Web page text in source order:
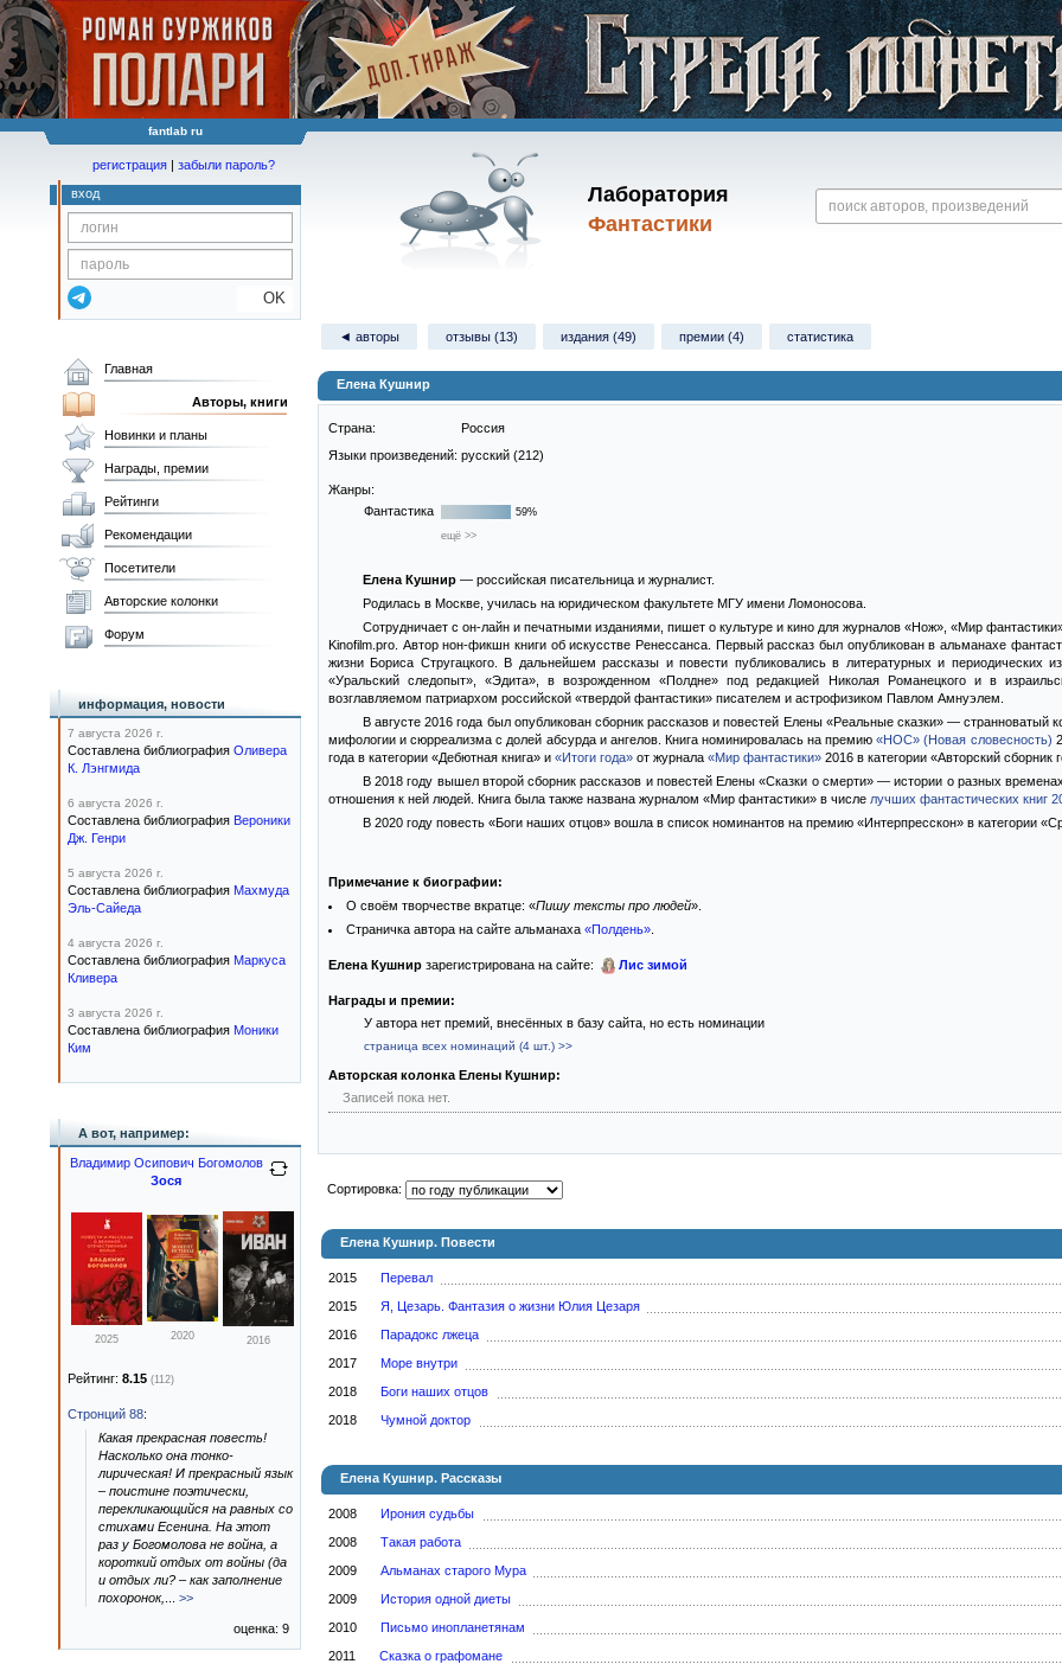
fantlab ru
Лаборатория
Фантастики
регистрация | забыли пароль?
вход
OK
◄ авторы отзывы (13) издания (49) премии (4) статистика
Елена Кушнир
Страна:
Россия
Языки произведений: русский (212)
Жанры:
Фантастика
59%
ещё >>
Елена Кушнир— российская писательница и журналист.
Родилась в Москве, училась на юридическом факультете МГУ имени Ломоносова.
Сотрудничает с он-лайн и печатными изданиями, пишет о культуре и кино для журналов «Нож», «Мир
Kinofilm.pro. Автор нон-фикшн книги об искусстве Ренессанса. Первый рассказ был опубликован в альманахе
жизни Бориса Стругацкого. В дальнейшем рассказы и повести публиковались в литературных и периодических
«Уральский следопыт», «Эдита», в возрожденном «Полдне» под редакцией Николая Романецкого и в
возглавляемом патриархом российской «твердой фантастики» писателем и астрофизиком Павлом Амнуэлем.
В августе 2016 года был опубликован сборник рассказов и повестей Елены «Реальные сказки» — странноватый
мифологии и сюрреализма с долей абсурда и ангелов. Книга номинировалась на премию«НОС» (Новая словесность)
года в категории «Дебютная книга» и «Итоги года» от журнала «Мир фантастики» 2016 в категории «Авторский сборник
В 2018 году вышел второй сборник рассказов и повестей Елены «Сказки о смерти» — истории о разных
отношения к ней людей. Книга была также названа журналом «Мир фантастики» в числе лучших фантастических книг
В 2020 году повесть «Боги наших отцов» вошла в список номинантов на премию «Интерпресскон» в категории
Примечание к биографии:
О своём творчестве вкратце: «Пишу тексты про людей».
Страничка автора на сайте альманаха «Полдень»
Елена Кушнир зарегистрирована на сайте: Лис зимой
Награды и премии:
У автора нет премий, внесённых в базу сайта, но есть номинации
страница всех номинаций (4 шт.) >>
Авторская колонка Елены Кушнир:
Записей пока нет.
Сортировка:
Елена Кушнир. Повести
2015 Перевал
2015
Я, Цезарь. Фантазия о жизни Юлия Цезаря
2016
Парадокс лжеца
2017
Море внутри
2018
Боги наших отцов
2018
Чумной доктор
Елена Кушнир. Рассказы
2008 Ирония судьбы
2008
Такая работа
2009
Альманах старого Мура
2009
История одной диеты
2010
Письмо инопланетянам
2011
Сказка о графомане
Главная
Авторы, книги
Новинки и планы
Награды, премии
Рейтинги
Рекомендации
Посетители
Авторские колонки
Форум
информация, новости
7 августа 2026 г.
Составлена библиография Оливера
К. Лэнгмида
6 августа 2026 г.
Составлена библиография Вероники
Дж. Генри
5 августа 2026 г.
Составлена библиография Махмуда
Эль-Сайеда
4 августа 2026 г.
Составлена библиография Маркуса
Кливера
3 августа 2026 г.
Составлена библиография Моники
Ким
А вот, например:
Владимир Осипович Богомолов
Зося
2025 2020 2016
Рейтинг: 8.15 (112)
Стронций 88:
Какая прекрасная повесть!
Насколько она тонко-
лирическая! И прекрасный язык
– поистине поэтически,
перекликающийся на равных со
стихами Есенина. На этот
раз у Богомолова не война, а
короткий отдых от войны (да
и отдых ли? – как заполнение
похоронок,
>>
оценка: 9